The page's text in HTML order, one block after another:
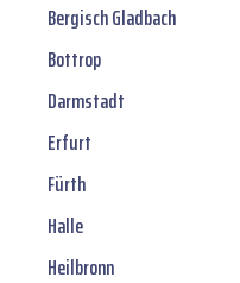
Bergisch Gladbach
Bottrop
Darmstadt
Erfurt
Fürth
Halle
Heilbronn